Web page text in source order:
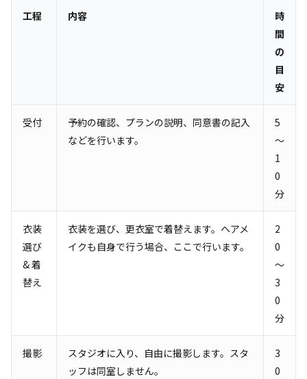
工程 内容
時
間
の
目
安
受付
予約の確認、プランの説明、同意書の記入
などを行います。
5
～
1
0
分
衣装
選び
& 着
替え
衣装を選び、更衣室で着替えます。ヘアメ
イクも自身で行う場合、ここで行います。
2
0
～
3
0
分
撮影
スタジオに入り、自由に撮影します。スタ
ッフは同室しません。
3
0